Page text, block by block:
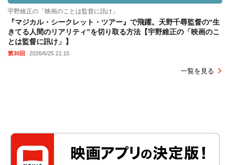
宇野維正の「映画のことは監督に訊け」
『マジカル・シークレット・ツアー』で飛躍。天野千尋監督の“生
きてる人間のリアリティ”を切り取る方法【宇野維正の「映画のこ
とは監督に訊け」】
第30回 2026/6/25 21:15
一覧を見る